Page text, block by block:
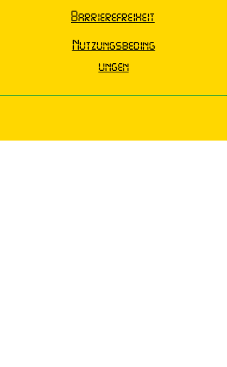
Barrierefreiheit
Nutzungsbeding
ungen